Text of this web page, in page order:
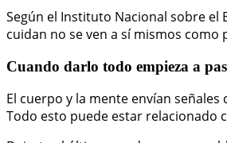
Según el Instituto Nacional sobre el
cuidan no se ven a sí mismos
Cuando darlo todo empieza a
El cuerpo y la mente envían
Todo esto puede estar relacionado